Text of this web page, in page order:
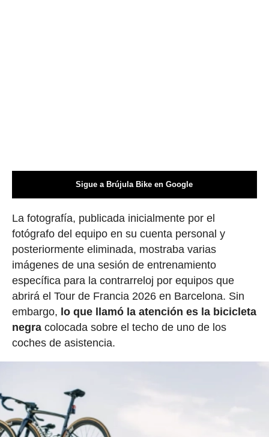
Sigue a Brújula Bike en Google
La fotografía, publicada inicialmente por el
fotógrafo del equipo en su cuenta personal y
posteriormente eliminada, mostraba varias
imágenes de una sesión de entrenamiento
específica para la contrarreloj por equipos que
abrirá el Tour de Francia 2026 en Barcelona. Sin
embargo, lo que llamó la atención es la bicicleta
negra colocada sobre el techo de uno de los
coches de asistencia.